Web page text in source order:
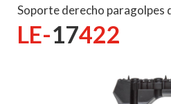
Soporte derecho paragolpes
LE-17422